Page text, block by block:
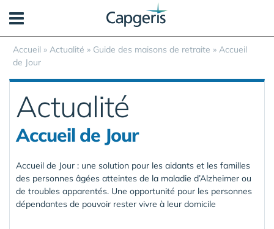
Accueil » Actualité » Guide des maisons de retraite » Accueil
de Jour
Actualité
Accueil de Jour
Accueil de Jour : une solution pour les aidants et les familles
des personnes âgées atteintes de la maladie d’Alzheimer ou
de troubles apparentés. Une opportunité pour les personnes
dépendantes de pouvoir rester vivre à leur domicile